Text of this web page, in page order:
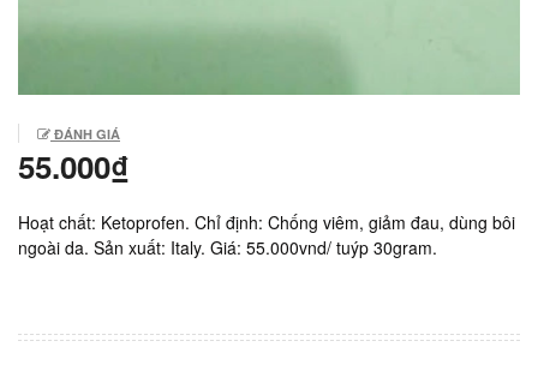
ĐÁNH GIÁ
55.000₫
Hoạt chất: Ketoprofen. Chỉ định: Chống viêm, giảm đau, dùng bôi
ngoài da. Sản xuất: Italy. Giá: 55.000vnd/ tuýp 30gram.